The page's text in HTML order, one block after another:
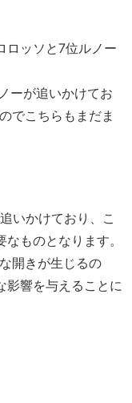
ロッソと7位ルノー
ーが追いかけてお
でこちらもまだま
いかけており、こ
ものとなります。
開きが生じるの
影響を与えることに